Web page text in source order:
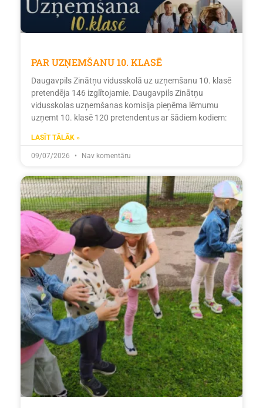
PAR UZŅEMŠANU 10. KLASĒ
Daugavpils Zinātņu vidusskolā uz uzņemšanu 10. klasē
pretendēja 146 izglītojamie. Daugavpils Zinātņu
vidusskolas uzņemšanas komisija pieņēma lēmumu
uzņemt 10. klasē 120 pretendentus ar šādiem kodiem:
LASĪT TĀLĀK »
09/07/2026 Nav komentāru